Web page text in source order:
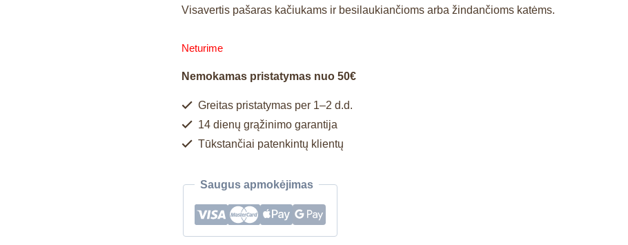
Visavertis pašaras kačiukams ir besilaukiančioms arba žindančioms katėms.
Neturime
Nemokamas pristatymas nuo 50€
Greitas pristatymas per 1–2 d.d.
14 dienų grąžinimo garantija
Tūkstančiai patenkintų klientų
Saugus apmokėjimas